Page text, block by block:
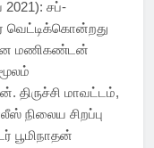
2021): சப்-
மணிகண்டன்
திருச்சி மாவட்டம்,
நிலைய சிறப்பு
பூமிநாதன்